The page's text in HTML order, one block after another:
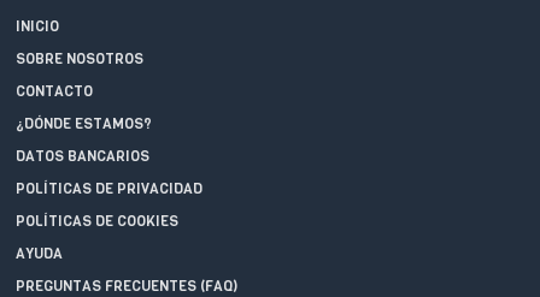
INICIO
SOBRE NOSOTROS
CONTACTO
¿DÓNDE ESTAMOS?
DATOS BANCARIOS
POLÍTICAS DE PRIVACIDAD
POLÍTICAS DE COOKIES
AYUDA
PREGUNTAS FRECUENTES (FAQ)